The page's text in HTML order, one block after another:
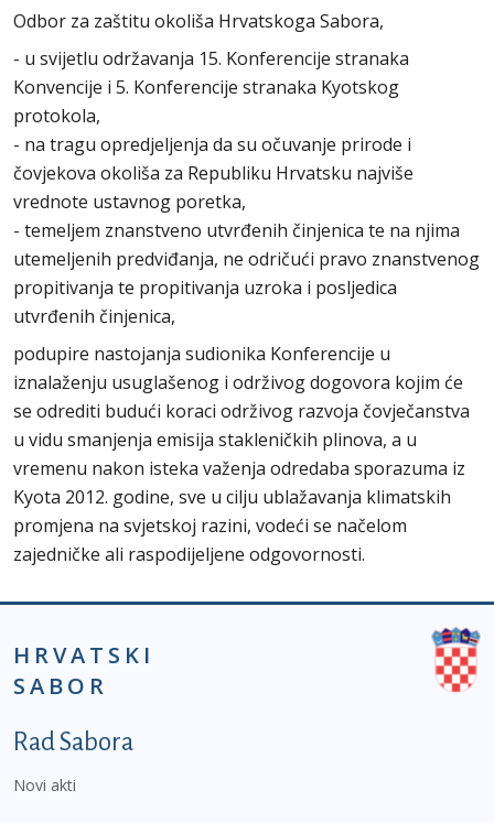
Odbor za zaštitu okoliša Hrvatskoga Sabora,
- u svijetlu održavanja 15. Konferencije stranaka
Konvencije i 5. Konferencije stranaka Kyotskog
protokola,
- na tragu opredjeljenja da su očuvanje prirode i
čovjekova okoliša za Republiku Hrvatsku najviše
vrednote ustavnog poretka,
- temeljem znanstveno utvrđenih činjenica te na njima
utemeljenih predviđanja, ne odričući pravo znanstvenog
propitivanja te propitivanja uzroka i posljedica
utvrđenih činjenica,
podupire nastojanja sudionika Konferencije u
iznalaženju usuglašenog i održivog dogovora kojim će
se odrediti budući koraci održivog razvoja čovječanstva
u vidu smanjenja emisija stakleničkih plinova, a u
vremenu nakon isteka važenja odredaba sporazuma iz
Kyota 2012. godine, sve u cilju ublažavanja klimatskih
promjena na svjetskoj razini, vodeći se načelom
zajedničke ali raspodijeljene odgovornosti.
HRVATSKI
SABOR
Podnožje prvi izbornik
Rad Sabora
Novi akti